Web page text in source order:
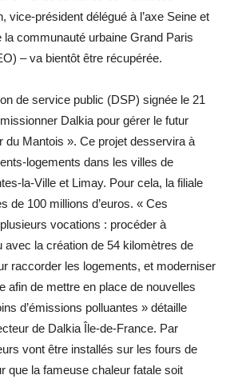
vice-président délégué à l’axe Seine et
la communauté urbaine Grand Paris
– va bientôt être ­récupérée.
de service public (DSP) signée le 21
Dalkia pour gérer le futur
du Mantois ». Ce projet desservira à
logements dans les villes de
la-Ville et Limay. Pour cela, la filiale
de 100 millions d’euros. « Ces
vocations : procéder à
avec la création de 54 kilomètres de
raccorder les logements, et moderniser
afin de mettre en place de nouvelles
d’émissions polluantes » détaille
de Dalkia Île-de-France. Par
vont être installés sur les fours de
que la fameuse chaleur fatale soit